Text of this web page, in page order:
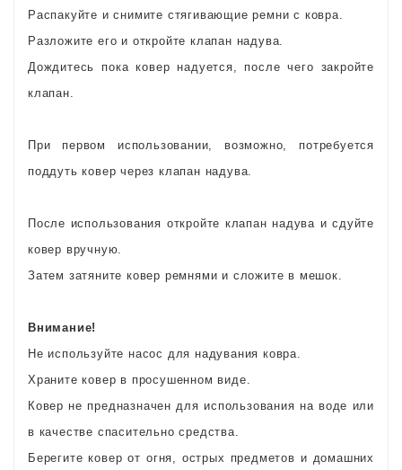
Распакуйте и снимите стягивающие ремни с ковра.
Разложите его и откройте клапан надува.
Дождитесь пока ковер надуется, после чего закройте
клапан.
При первом использовании, возможно, потребуется
поддуть ковер через клапан надува.
После использования откройте клапан надува и сдуйте
ковер вручную.
Затем затяните ковер ремнями и сложите в мешок.
Внимание!
Не используйте насос для надувания ковра.
Храните ковер в просушенном виде.
Ковер не предназначен для использования на воде или
в качестве спасительно средства.
Берегите ковер от огня, острых предметов и домашних